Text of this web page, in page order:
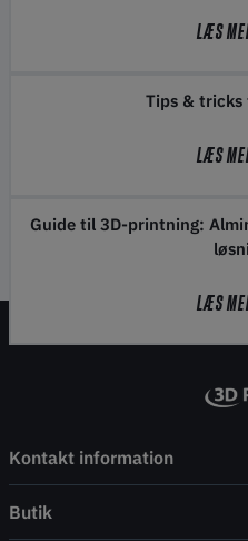
LÆS
Tips &
LÆS
Guide til 3D-printning:
LÆS
Kontakt information
Butik